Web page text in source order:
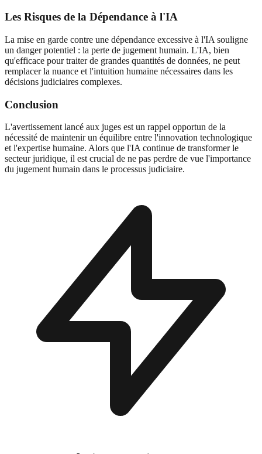
Les Risques de la Dépendance à l'IA
La mise en garde contre une dépendance excessive à l'IA souligne
un danger potentiel : la perte de jugement humain. L'IA, bien
qu'efficace pour traiter de grandes quantités de données, ne peut
remplacer la nuance et l'intuition humaine nécessaires dans les
décisions judiciaires complexes.
Conclusion
L'avertissement lancé aux juges est un rappel opportun de la
nécessité de maintenir un équilibre entre l'innovation technologique
et l'expertise humaine. Alors que l'IA continue de transformer le
secteur juridique, il est crucial de ne pas perdre de vue l'importance
du jugement humain dans le processus judiciaire.